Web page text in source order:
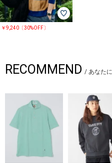
￥9,240〔30%OFF〕
RECOMMEND / あなた